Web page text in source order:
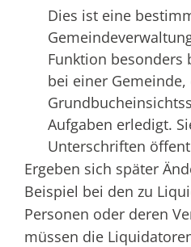
Dies ist eine
Funktion
bei einer
Aufgaben erledigt.
Unterschriften
Ergeben sich später
Beispiel bei den zu
Personen oder deren
müssen die